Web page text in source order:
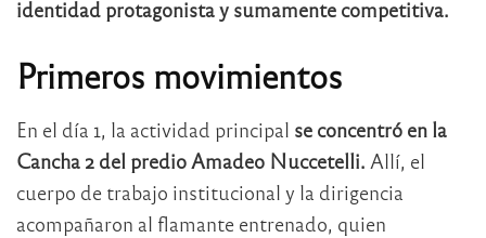
identidad protagonista y sumamente competitiva.
Primeros movimientos
En el día 1, la actividad principal se concentró en la
Cancha 2 del predio Amadeo Nuccetelli. Allí, el
cuerpo de trabajo institucional y la dirigencia
acompañaron al flamante entrenado, quien